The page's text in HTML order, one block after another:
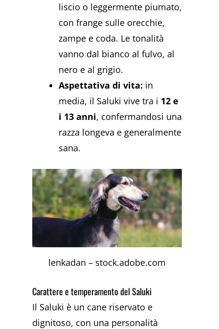
liscio o leggermente piumato,
con frange sulle orecchie,
zampe e coda. Le tonalità
vanno dal bianco al fulvo, al
nero e al grigio.
Aspettativa di vita: in
media, il Saluki vive tra i 12 e
i 13 anni, confermandosi una
razza longeva e generalmente
sana.
lenkadan – stock.adobe.com
Carattere e temperamento del Saluki
Il Saluki è un cane riservato e
dignitoso, con una personalità